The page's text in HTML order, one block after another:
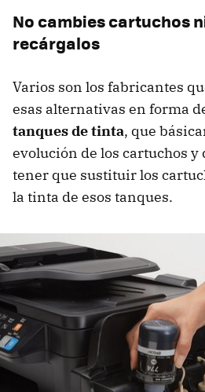
No cambies cartuchos
recárgalos
Varios son los fabricantes
esas alternativas en forma
tanques de tinta, que
evolución de los cartuchos
tener que sustituir los
la tinta de esos tanques.